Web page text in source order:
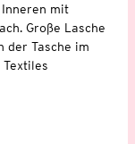
mit
Große Lasche
der Tasche im